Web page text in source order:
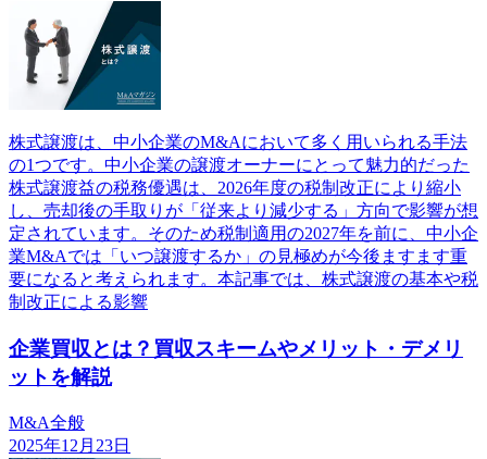
株式譲渡は、中小企業のM&Aにおいて多く用いられる手法
の1つです。中小企業の譲渡オーナーにとって魅力的だった
株式譲渡益の税務優遇は、2026年度の税制改正により縮小
し、売却後の手取りが「従来より減少する」方向で影響が想
定されています。そのため税制適用の2027年を前に、中小企
業M&Aでは「いつ譲渡するか」の見極めが今後ますます重
要になると考えられます。本記事では、株式譲渡の基本や税
制改正による影響
企業買収とは？買収スキームやメリット・デメリ
ットを解説
M&A全般
2025年12月23日